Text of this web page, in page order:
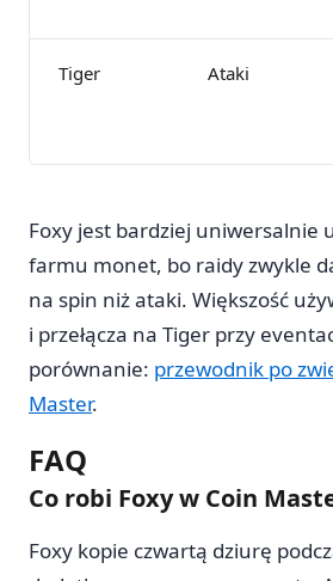
Tiger Ataki
Foxy jest bardziej uniwersalnie
farmu monet, bo raidy zwykle
na spin niż ataki. Większość
i przełącza na Tiger przy
porównanie: przewodnik po
Master.
FAQ
Co robi Foxy w Coin
Foxy kopie czwartą dziurę